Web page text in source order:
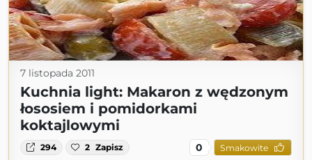
7 listopada 2011
Kuchnia light: Makaron z wędzonym
łososiem i pomidorkami
koktajlowymi
294 2 Zapisz 0 Smakowite